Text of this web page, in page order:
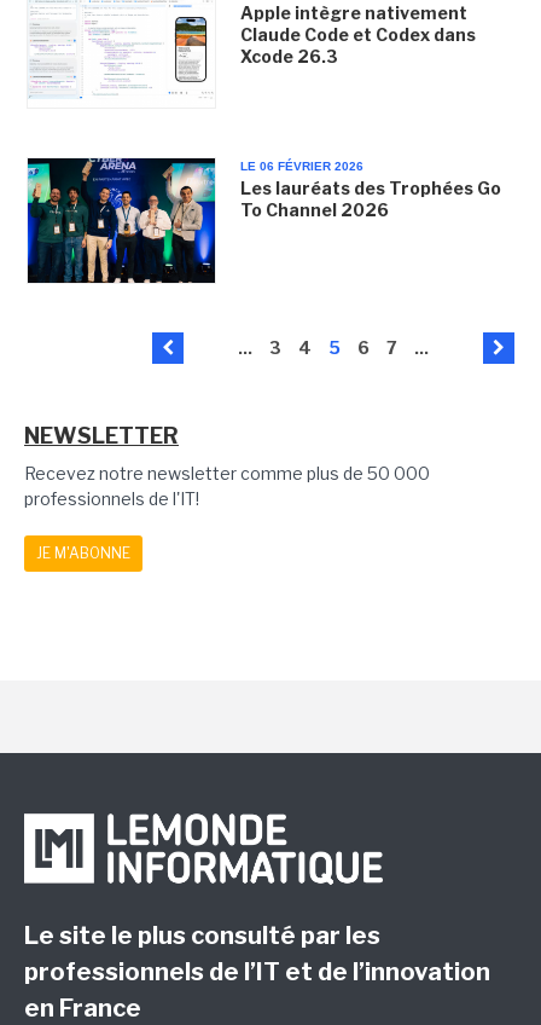
Apple intègre nativement
Claude Code et Codex dans
Xcode 26.3
LE 06 FÉVRIER 2026
Les lauréats des Trophées Go
To Channel 2026
... 3 4 5 6 7 ...
NEWSLETTER
Recevez notre newsletter comme plus de 50 000
professionnels de l'IT!
JE M'ABONNE
Le site le plus consulté par les
professionnels de l’IT et de l’innovation
en France